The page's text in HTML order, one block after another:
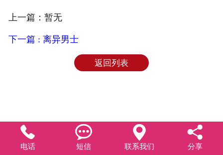
上一篇：暂无
下一篇 : 离异男士
返回列表

电话

短信

联系我们

分享